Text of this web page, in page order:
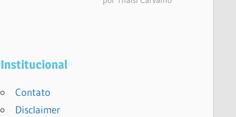
Institucional
Contato
Disclaimer